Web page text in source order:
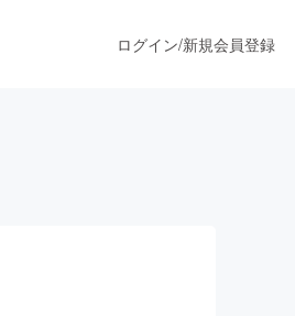
ログイン/新規会員登録